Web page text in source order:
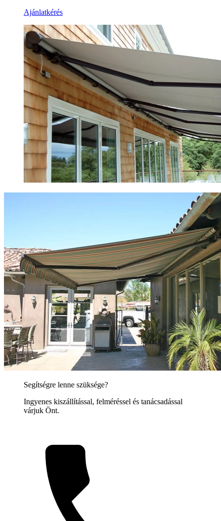
Ajánlatkérés
Segítségre lenne szüksége?
Ingyenes kiszállítással, felméréssel és tanácsadással
várjuk Önt.